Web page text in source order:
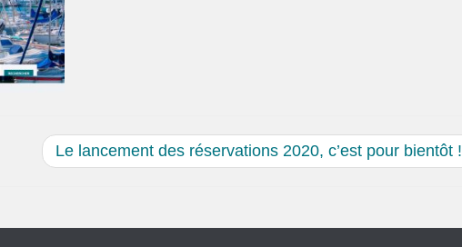
Le lancement des réservations 2020, c’est pour bientôt !